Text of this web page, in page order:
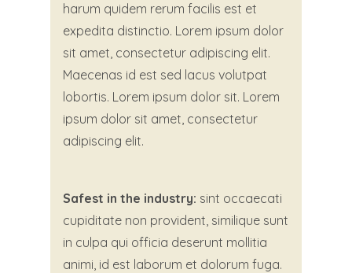
harum quidem rerum facilis est et
expedita distinctio. Lorem ipsum dolor
sit amet, consectetur adipiscing elit.
Maecenas id est sed lacus volutpat
lobortis. Lorem ipsum dolor sit. Lorem
ipsum dolor sit amet, consectetur
adipiscing elit.
Safest in the industry: sint occaecati
cupiditate non provident, similique sunt
in culpa qui officia deserunt mollitia
animi, id est laborum et dolorum fuga.